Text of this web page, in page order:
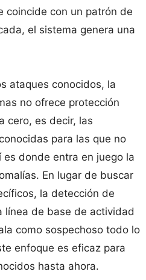
coincide con un patrón de
el sistema genera una
ataques conocidos, la
no ofrece protección
cero, es decir, las
para las que no
donde entra en juego la
En lugar de buscar
la detección de
línea de base de actividad
como sospechoso todo lo
enfoque es eficaz para
hasta ahora.